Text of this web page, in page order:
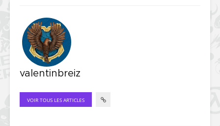
valentinbreiz
VOIR TOUS LES ARTICLES